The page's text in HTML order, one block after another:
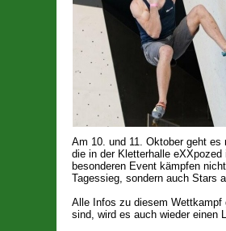
Am 10. und 11. Oktober geht
die in der Kletterhalle
besonderen Event kämpfen
Tagessieg, sondern auch Stars
Alle Infos zu diesem
sind, wird es auch wieder einen